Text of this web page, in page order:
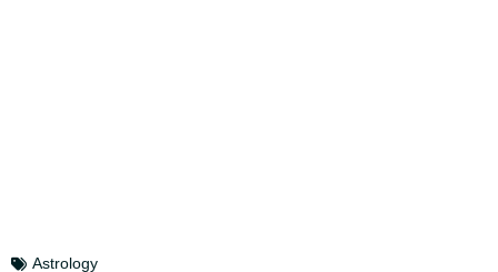
Astrology